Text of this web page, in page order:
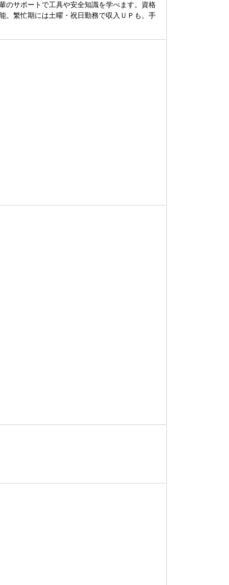
のサポートで工具や安全知識を学べます。資格
。繁忙期には土曜・祝日勤務で収入ＵＰも。手